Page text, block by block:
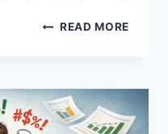
READ MOREאיך
לעסק
ומה
לבדוק